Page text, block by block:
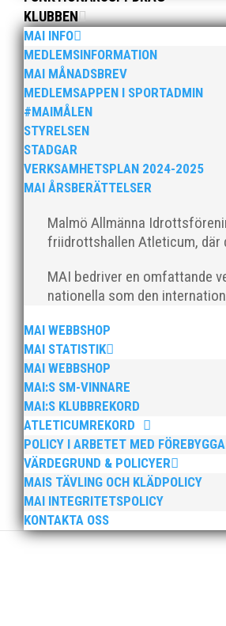
KLUBBEN
MAI INFO
MEDLEMSINFORMATION
MAI MÅNADSBREV
MEDLEMSAPPEN I SPORTADMIN
#MAIMÅLEN
STYRELSEN
STADGAR
VERKSAMHETSPLAN 2024-2025
MAI ÅRSBERÄTTELSER
Malmö Allmänna
friidrottshallen Atleticum, där
MAI bedriver en omfattande
nationella som den
MAI WEBBSHOP
MAI STATISTIK
MAI WEBBSHOP
MAI:S SM-VINNARE
MAI:S KLUBBREKORD
ATLETICUMREKORD
POLICY I ARBETET MED
VÄRDEGRUND & POLICYER
MAIS TÄVLING OCH KLÄDPOLICY
MAI INTEGRITETSPOLICY
KONTAKTA OSS
Äntligen kunde våra äldre
har snart varit iväg en
friskvårdssamarbete ihop.
Som medlem hos MAI får
Här får du möjlighet att
kunskap om bland annat